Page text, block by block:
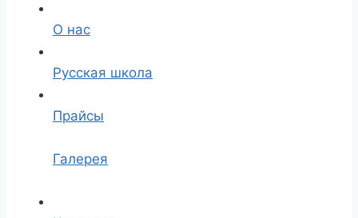
О нас
Русская школа
Прайсы
Галерея